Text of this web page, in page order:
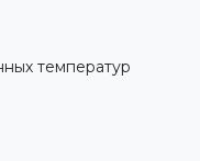
температур